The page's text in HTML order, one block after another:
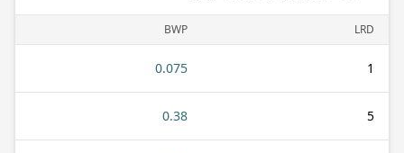
LRD
BWP
1
0.075
5
0.38